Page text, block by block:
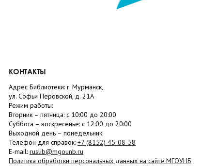
КОНТАКТЫ
Адрес Библиотеки: г. Мурманск,
ул. Софьи Перовской, д. 21А
Режим работы:
Вторник – пятница: с 10:00 до 20:00
Суббота – воскресенье: c 12:00 до 20:00
Выходной день – понедельник
Телефон для справок: +7 (8152) 45-08-58
E-mail: ruslib@mgounb.ru
Политика обработки персональных данных на сайте МГОУНБ